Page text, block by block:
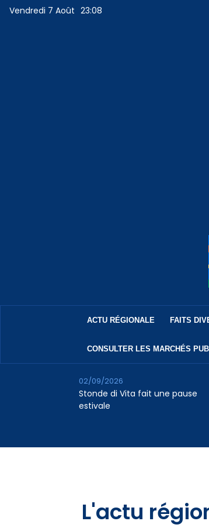
Vendredi 7 Août 23:08
ACTU RÉGIONALE FAITS
CONSULTER LES MARCHÉS
Stonde di Vita fait une pause
estivale
02/09/2026
L'actu